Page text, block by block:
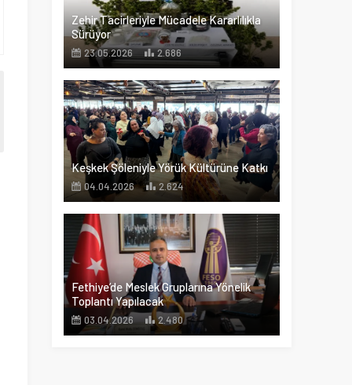
Zehir Tacirleriyle Mücadele Kararlılıkla
Sürüyor
23.05.2026 2.686
Keşkek Şöleniyle Yörük Kültürüne Katkı
04.04.2026 2.624
Fethiye’de Meslek Gruplarına Yönelik
Toplantı Yapılacak
03.04.2026 2.480